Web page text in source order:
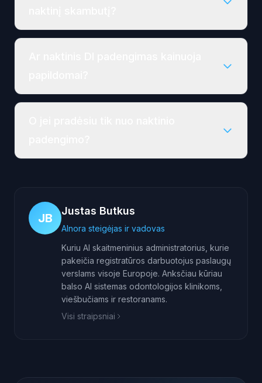
JB
Justas Butkus
AInora steigėjas ir vadovas
Kuriu AI skaitmeninius administratorius, kurie
pakeičia registratūros darbuotojus paslaugų
verslams visoje Europoje. Anksčiau kūriau
balso AI sistemas odontologijos klinikoms,
viešbučiams ir restoranams.
Visi straipsniai